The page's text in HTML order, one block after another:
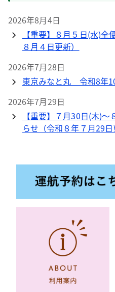
2026年8月4日
【重要】８月５日(水)
８月４日更新）
2026年7月28日
東京みなと丸 令和8年
2026年7月29日
【重要】７月30日(木)
らせ（令和８年７月29日